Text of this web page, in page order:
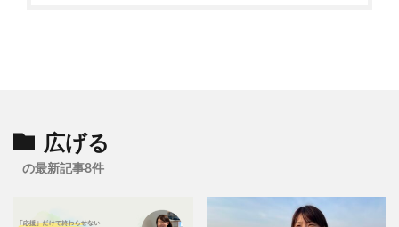
広げる
の最新記事8件